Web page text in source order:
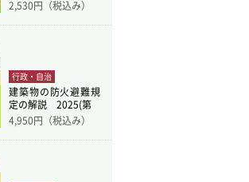
2,530円（税込み）
行政・自治
建築物の防火避難規
定の解説 2025(第
4,950円（税込み）